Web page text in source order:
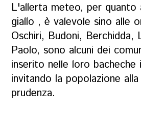
L'allerta meteo, per quanto
giallo , è valevole sino alle
Oschiri, Budoni, Berchidda,
Paolo, sono alcuni dei
inserito nelle loro bacheche
invitando la popolazione alla
prudenza.